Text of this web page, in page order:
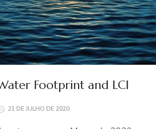
Footprint and LCI
21 DE JULHO DE 2020